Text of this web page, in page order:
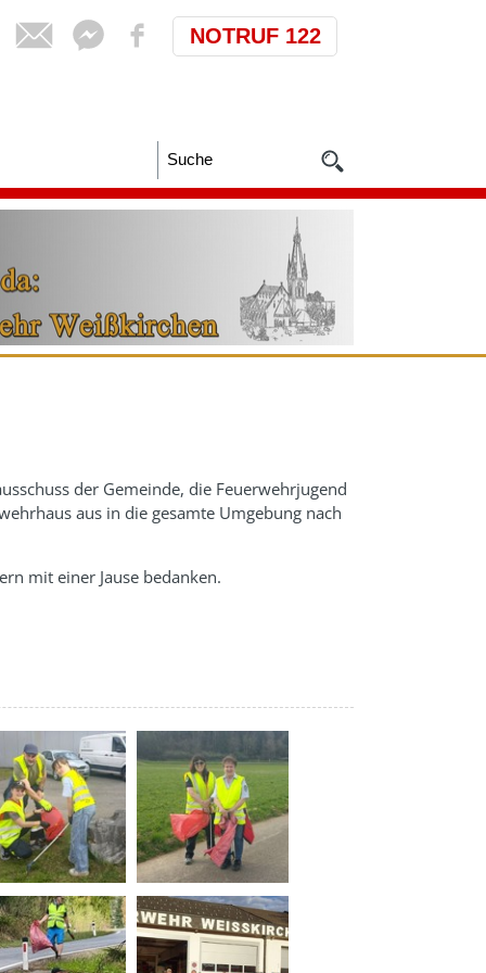
NOTRUF 122
der Gemeinde, die Feuerwehrjugend
aus in die gesamte Umgebung nach
mit einer Jause bedanken.